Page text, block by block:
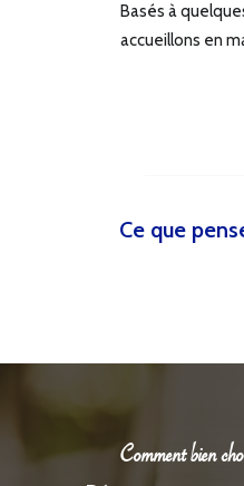
Basés à
accueillons en
Ce que
Comment bien